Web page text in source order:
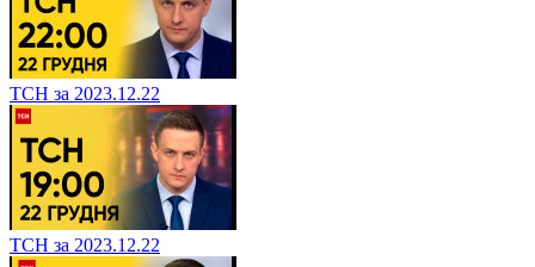
ТСН за 2023.12.22
ТСН за 2023.12.22